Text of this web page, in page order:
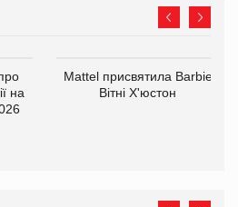
на
Mattel присвятила Barbie
Вітні Х'юстон